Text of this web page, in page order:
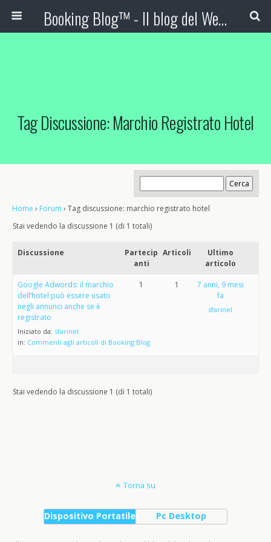
Booking Blog™ - Il blog del Web Marketing Turistico
Tag Discussione: Marchio Registrato Hotel
Home › Forum › Tag discussione: marchio registrato hotel
Stai vedendo la discussione 1 (di 1 totali)
Discussione
Partecip
anti
Articoli
Ultimo
articolo
Google Adwords: il marchio
dell’hotel può essere usato
negli annunci anche se è
registrato
Iniziato da: sfarinel
in: Commenti agli articoli di Booking Blog
1 1
7 anni, 9 mesi
fa
sfarinel
Stai vedendo la discussione 1 (di 1 totali)
Torna su
Dispositivo Portatile Pc Desktop